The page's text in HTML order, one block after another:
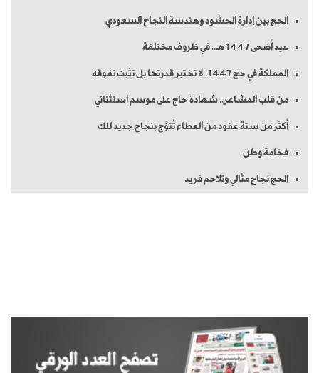
الحج بين إدارة الحشود وهندسة النجاح السعودي
عيد أضحى 1447هـ.. في ظروف مختلفة
المملكة في حج 1447..لا تختبر قدرتها بل تثبت تفوقه
من قلب المشاعر.. شهادة حاج على موسم استثنائي
أكثر من ستة عقود من العطاء تُتوَّج بنجاح جديد للك
فخامة وطن
الحج نجاح مثالي وتلاحم فريد